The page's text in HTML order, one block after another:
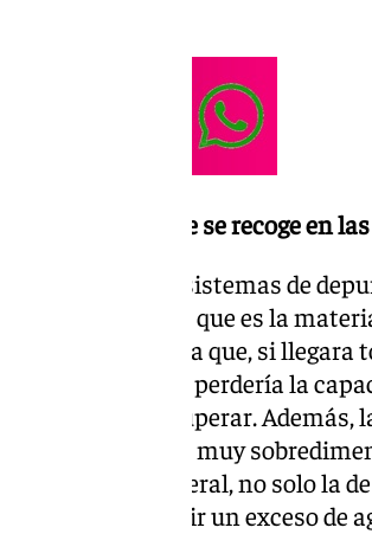
toda el agua que se recoge en
es NO porque los sistemas de
contaminante, que es la
de forma que, si llegara
biológica y se perdería la
semanas en recuperar.
deberían estar muy
EDARes, en general, no solo la
para recibir un exceso de